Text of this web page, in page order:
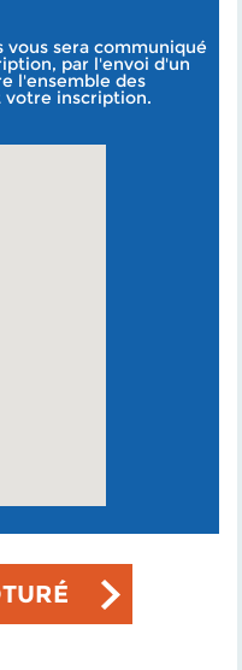
sera communiqué
par l'envoi d'un
l'ensemble des
votre inscription.